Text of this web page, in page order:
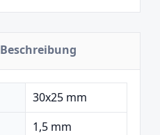
Beschreibung
30x25 mm
1,5 mm